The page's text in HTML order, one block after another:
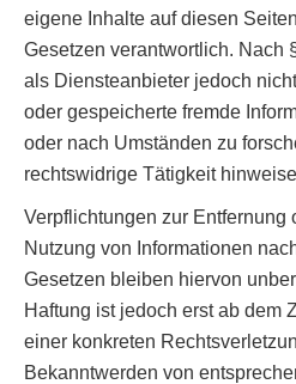
eigene Inhalte auf diesen
Gesetzen verantwortlich. Nach
als Diensteanbieter jedoch
oder gespeicherte fremde
oder nach Umständen zu
rechtswidrige Tätigkeit
Verpflichtungen zur Entfernung
Nutzung von Informationen
Gesetzen bleiben hiervon
Haftung ist jedoch erst ab dem
einer konkreten
Bekanntwerden von